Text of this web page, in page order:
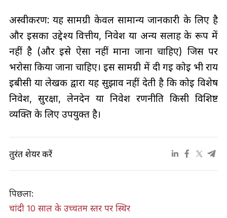
अस्वीकरण: यह सामग्री केवल सामान्य जानकारी के लिए है
और इसका उद्देश्य वित्तीय, निवेश या अन्य सलाह के रूप में
नहीं है (और इसे ऐसा नहीं माना जाना चाहिए) जिस पर
भरोसा किया जाना चाहिए। इस सामग्री में दी गई कोई भी राय
ईबीसी या लेखक द्वारा यह सुझाव नहीं देती है कि कोई विशेष
निवेश, सुरक्षा, लेनदेन या निवेश रणनीति किसी विशिष्ट
व्यक्ति के लिए उपयुक्त है।
तुरंत शेयर करें
पिछला:
​चांदी 10 साल के उच्चतम स्तर पर स्थिर